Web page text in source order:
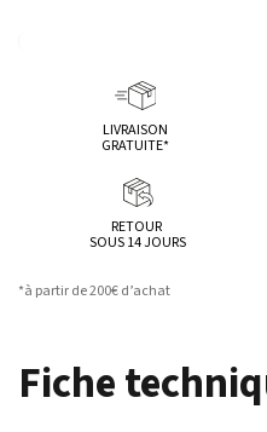
LIVRAISON
GRATUITE*
RETOUR
SOUS 14 JOURS
*à partir de 200€ d’achat
Fiche